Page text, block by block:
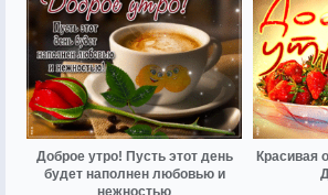
Доброе утро! Пусть этот день
будет наполнен любовью и
нежностью
Красивая